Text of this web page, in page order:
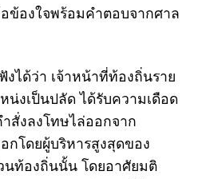
ข้องใจพร้อมคำตอบจากศาล
งได้ว่า เจ้าหน้าที่ท้องถิ่นราย
น่งเป็นปลัด ได้รับความเดือด
สั่งลงโทษไล่ออกจาก
กโดยผู้บริหารสูงสุดของ
นท้องถิ่นนั้น โดยอาศัยมติ